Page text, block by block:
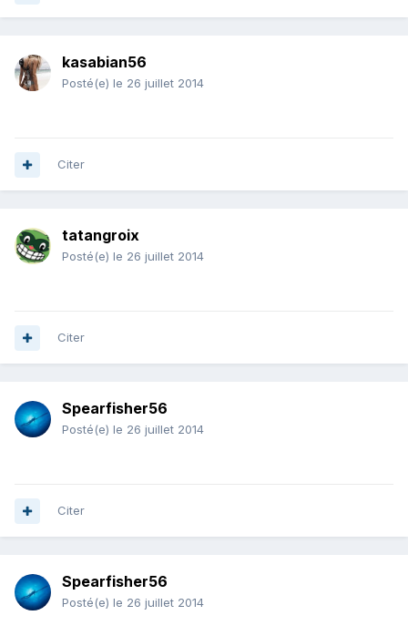
kasabian56
Posté(e) le 26 juillet 2014
Citer
tatangroix
Posté(e) le 26 juillet 2014
Citer
Spearfisher56
Posté(e) le 26 juillet 2014
Citer
Spearfisher56
Posté(e) le 26 juillet 2014